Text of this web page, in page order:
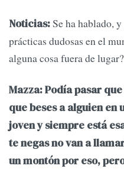
Noticias:Se ha hablado,
prácticas dudosas en el
alguna cosa fuera de lugar?
Mazza: Podía pasar
que beses a alguien en
joven y siempre está
te negas no van a
un montón por eso,